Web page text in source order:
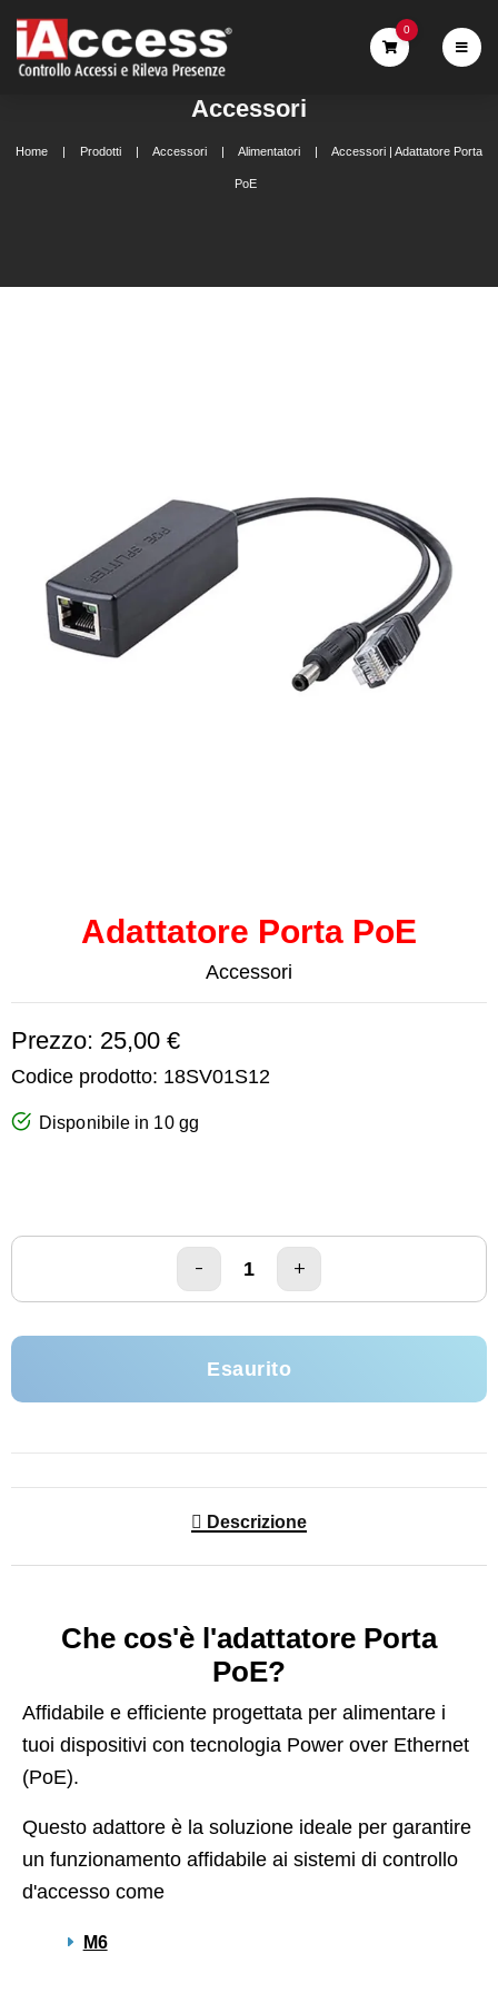
0
Accessori
Home Prodotti Accessori Alimentatori Accessori | Adattatore Porta
PoE
Adattatore Porta PoE
Accessori
Prezzo: 25,00 €
Codice prodotto: 18SV01S12
Disponibile in 10 gg
Esaurito
Descrizione
Che cos'è l'adattatore Porta
PoE?
Affidabile e efficiente progettata per alimentare i
tuoi dispositivi con tecnologia Power over Ethernet
(PoE).
Questo adattore è la soluzione ideale per garantire
un funzionamento affidabile ai sistemi di controllo
d'accesso come
M6